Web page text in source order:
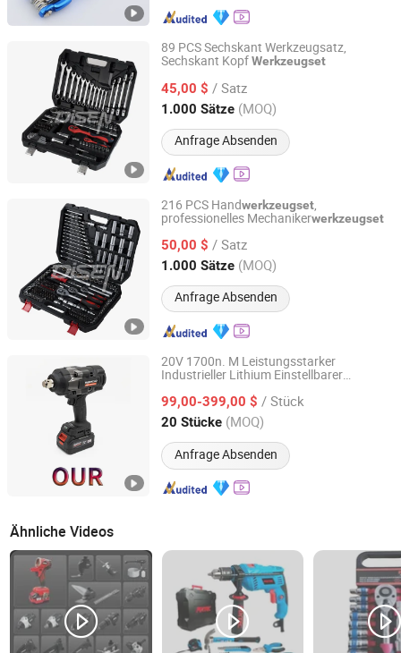
89 PCS Sechskant Werkzeugsatz,
Sechskant KopfWerkzeugset
45,00 $ / Satz
1.000 Sätze (MOQ)
Anfrage Absenden
ANHUI DISEN TOOLS CO., LTD.
Zhejiang, China Seit 2012
216 PCS Handwerkzeugset
professionelles Mechanikerwerkzeugset
50,00 $ / Satz
1.000 Sätze (MOQ)
Anfrage Absenden
ANHUI DISEN TOOLS CO., LTD.
Zhejiang, China Seit 2012
20V 1700n. M Leistungsstarker
Industrieller Lithium Einstellbarer
Schlagdrehmoment Elektrischer
Schraubenschlüssel Satz Bürstenloser
Akku Ladegerät für Reparaturen
99,00-399,00 $ / Stück
20 Stücke (MOQ)
Anfrage Absenden
Hangzhou Zenergy Hardware Co., Ltd.
Zhejiang, China Seit 2023
Ähnliche Videos